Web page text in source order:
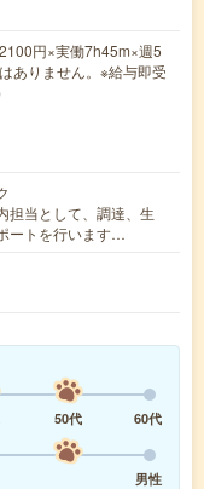
円×実働7h45m×週5
ありません。※給与即受
担当として、調達、生
ートを行います…
50代
60代
男性